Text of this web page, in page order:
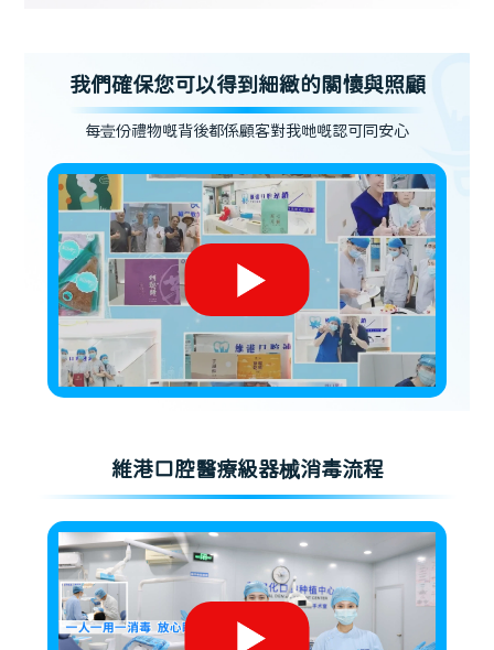
我們確保您可以得到細緻的關懷與照顧
每壹份禮物嘅背後都係顧客對我哋嘅認可同安心
維港口腔醫療級器械消毒流程